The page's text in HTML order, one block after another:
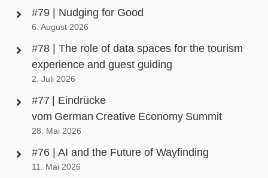
#79 | Nudging for Good
6. August 2026
#78 | The role of data spaces for the tourism
experience and guest guiding
2. Juli 2026
#77 | Eindrücke
vom German Creative Economy Summit
28. Mai 2026
#76 | AI and the Future of Wayfinding
11. Mai 2026